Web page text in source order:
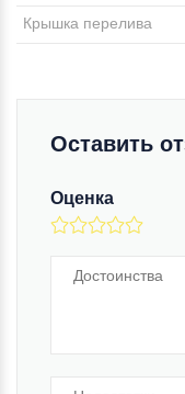
Крышка перелива
Оставить
Оценка